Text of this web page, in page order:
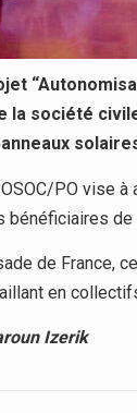
la société
PO vise à
bénéficiaires
de France,
en
Izerik